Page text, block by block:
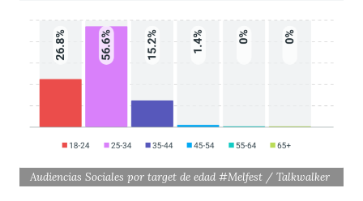
Audiencias Sociales por target de edad #Melfest / Talkwalker